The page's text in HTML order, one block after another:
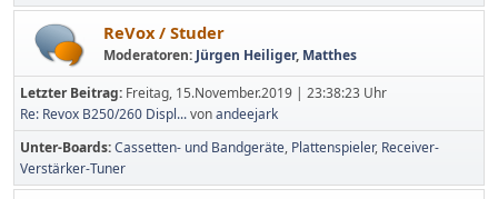
ReVox / Studer
Moderatoren: Jürgen Heiliger, Matthes
Letzter Beitrag: Freitag, 15.November.2019 | 23:38:23 Uhr
Re: Revox B250/260 Displ...vonandeejark
Unter-Boards Cassetten- und Bandgeräte Plattenspieler Receiver-
Verstärker-Tuner